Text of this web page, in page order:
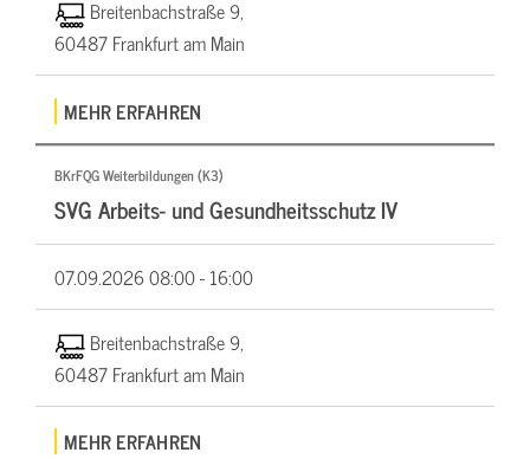
Breitenbachstraße 9,
60487 Frankfurt am Main
MEHR ERFAHREN
BKrFQG Weiterbildungen (K3)
SVG Arbeits- und Gesundheitsschutz IV
07.09.202608:00 - 16:00
Breitenbachstraße 9,
60487 Frankfurt am Main
MEHR ERFAHREN